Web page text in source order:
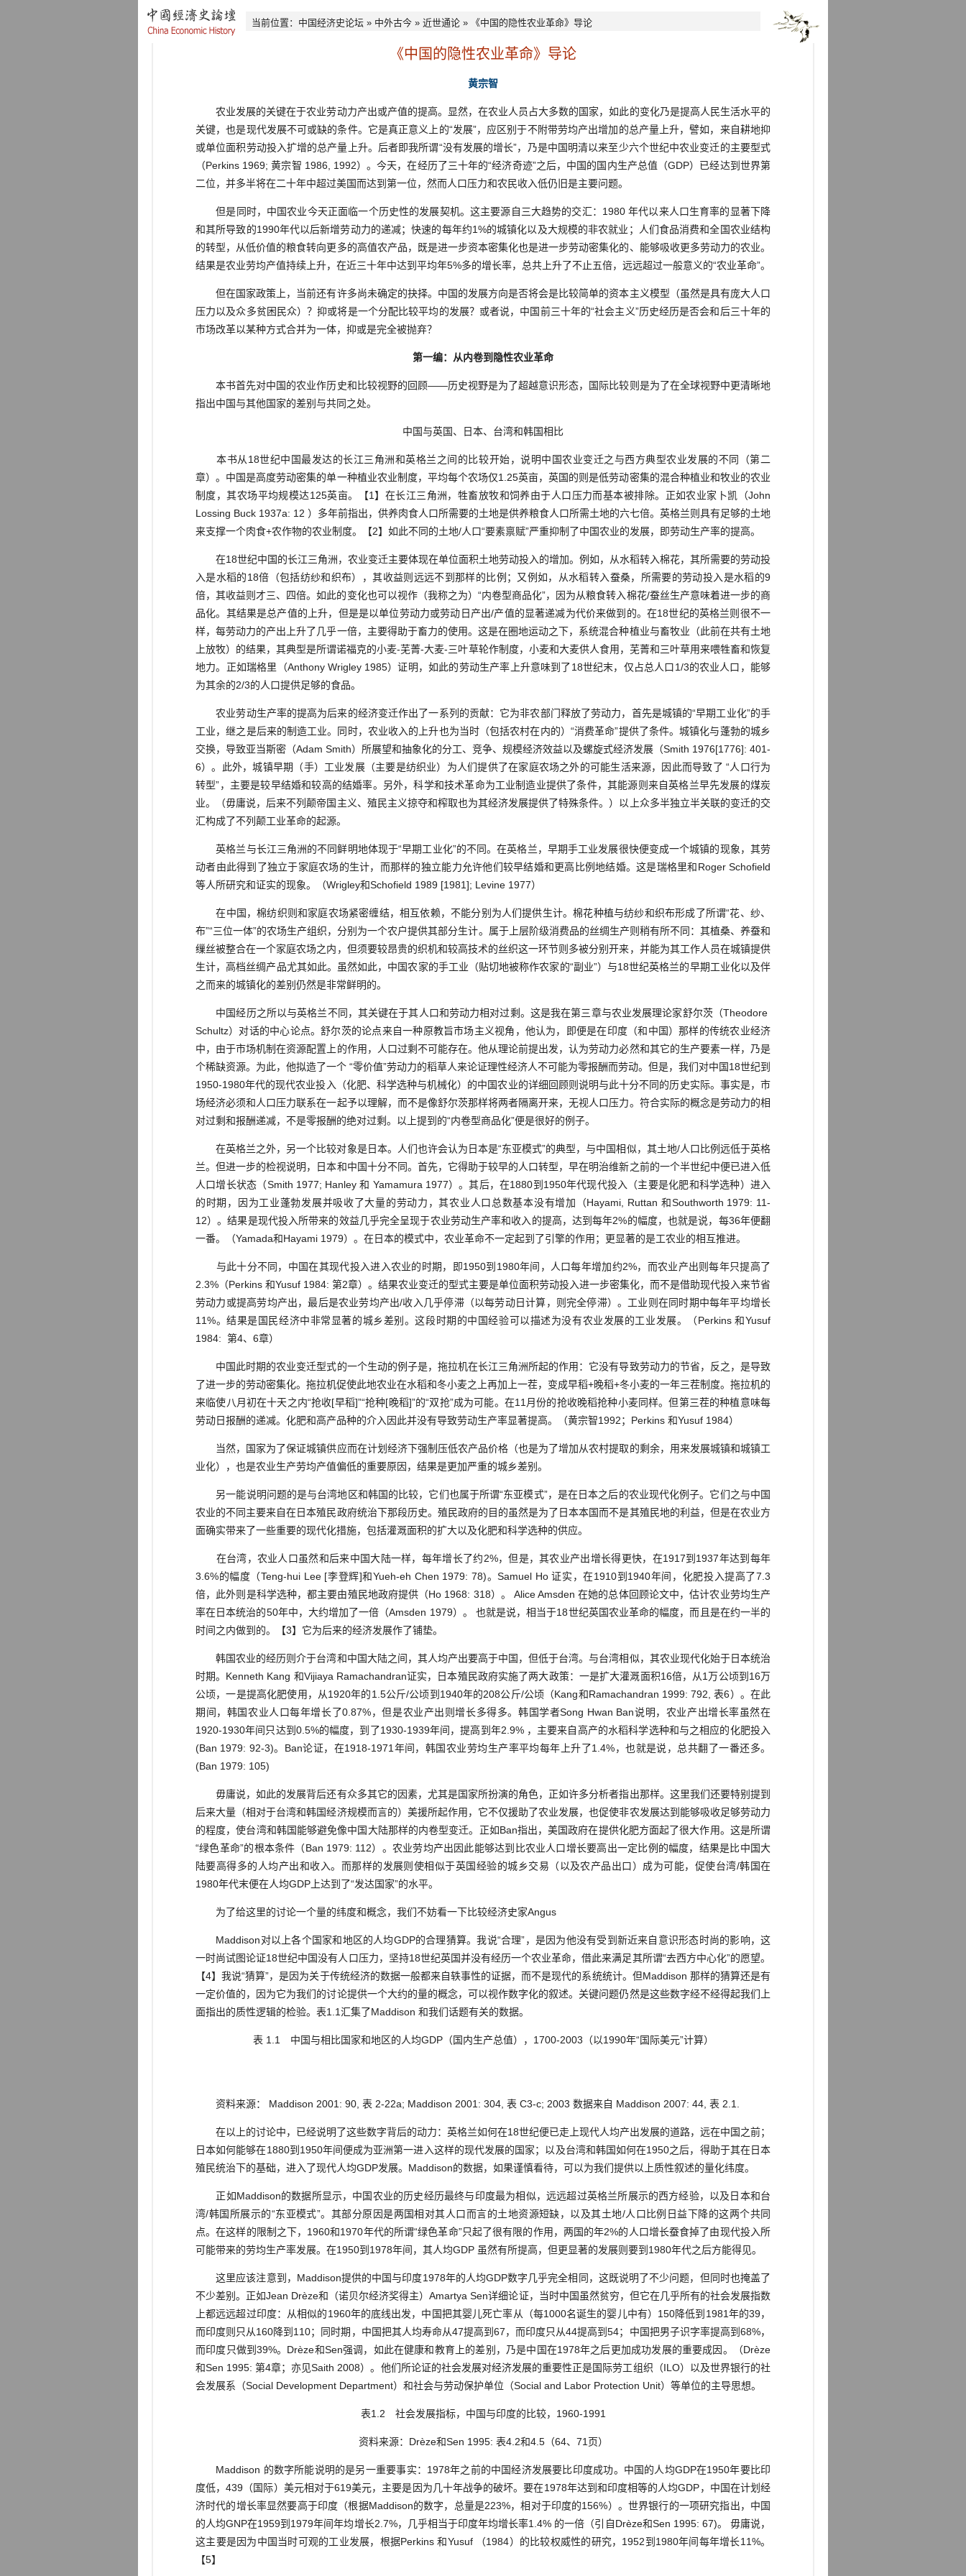
当前位置： 中国经济史论坛 » 中外古今 » 近世通论 » 《中国的隐性农业革命》导论
《中国的隐性农业革命》导论
黄宗智
农业发展的关键在于农业劳动力产出或产值的提高。显然，在农业人员占大多数的国家，如此的变化乃是提高人民生活水平的
关键，也是现代发展不可或缺的条件。它是真正意义上的“发展”，应区别于不附带劳均产出增加的总产量上升，譬如，来自耕地抑
或单位面积劳动投入扩增的总产量上升。后者即我所谓“没有发展的增长”，乃是中国明清以来至少六个世纪中农业变迁的主要型式
（Perkins 1969; 黄宗智 1986, 1992）。今天，在经历了三十年的“经济奇迹”之后，中国的国内生产总值（GDP）已经达到世界第
二位，并多半将在二十年中超过美国而达到第一位，然而人口压力和农民收入低仍旧是主要问题。
但是同时，中国农业今天正面临一个历史性的发展契机。这主要源自三大趋势的交汇：1980 年代以来人口生育率的显著下降
和其所导致的1990年代以后新增劳动力的递减；快速的每年约1%的城镇化以及大规模的非农就业；人们食品消费和全国农业结构
的转型，从低价值的粮食转向更多的高值农产品，既是进一步资本密集化也是进一步劳动密集化的、能够吸收更多劳动力的农业。
结果是农业劳均产值持续上升，在近三十年中达到平均年5%多的增长率，总共上升了不止五倍，远远超过一般意义的“农业革命”。
但在国家政策上，当前还有许多尚未确定的抉择。中国的发展方向是否将会是比较简单的资本主义模型（虽然是具有庞大人口
压力以及众多贫困民众）？抑或将是一个分配比较平均的发展？或者说，中国前三十年的“社会主义”历史经历是否会和后三十年的
市场改革以某种方式合并为一体，抑或是完全被抛弃？
第一编：从内卷到隐性农业革命
本书首先对中国的农业作历史和比较视野的回顾——历史视野是为了超越意识形态，国际比较则是为了在全球视野中更清晰地
指出中国与其他国家的差别与共同之处。
中国与英国、日本、台湾和韩国相比
本书从18世纪中国最发达的长江三角洲和英格兰之间的比较开始，说明中国农业变迁之与西方典型农业发展的不同（第二
章）。中国是高度劳动密集的单一种植业农业制度，平均每个农场仅1.25英亩，英国的则是低劳动密集的混合种植业和牧业的农业
制度，其农场平均规模达125英亩。【1】在长江三角洲，牲畜放牧和饲养由于人口压力而基本被排除。正如农业家卜凯（John
Lossing Buck 1937a: 12 ）多年前指出，供养肉食人口所需要的土地是供养粮食人口所需土地的六七倍。英格兰则具有足够的土地
来支撑一个肉食+农作物的农业制度。【2】如此不同的土地/人口“要素禀赋”严重抑制了中国农业的发展，即劳动生产率的提高。
在18世纪中国的长江三角洲，农业变迁主要体现在单位面积土地劳动投入的增加。例如，从水稻转入棉花，其所需要的劳动投
入是水稻的18倍（包括纺纱和织布），其收益则远远不到那样的比例；又例如，从水稻转入蚕桑，所需要的劳动投入是水稻的9
倍，其收益则才三、四倍。如此的变化也可以视作（我称之为）“内卷型商品化”，因为从粮食转入棉花/蚕丝生产意味着进一步的商
品化。其结果是总产值的上升，但是是以单位劳动力或劳动日产出/产值的显著递减为代价来做到的。在18世纪的英格兰则很不一
样，每劳动力的产出上升了几乎一倍，主要得助于畜力的使用。这是在圈地运动之下，系统混合种植业与畜牧业（此前在共有土地
上放牧）的结果，其典型是所谓诺福克的小麦-芜菁-大麦-三叶草轮作制度，小麦和大麦供人食用，芜菁和三叶草用来喂牲畜和恢复
地力。正如瑞格里（Anthony Wrigley 1985）证明，如此的劳动生产率上升意味到了18世纪末，仅占总人口1/3的农业人口，能够
为其余的2/3的人口提供足够的食品。
农业劳动生产率的提高为后来的经济变迁作出了一系列的贡献：它为非农部门释放了劳动力，首先是城镇的“早期工业化”的手
工业，继之是后来的制造工业。同时，农业收入的上升也为当时（包括农村在内的）“消费革命”提供了条件。城镇化与蓬勃的城乡
交换，导致亚当斯密（Adam Smith）所展望和抽象化的分工、竞争、规模经济效益以及螺旋式经济发展（Smith 1976[1776]: 401-
6）。此外，城镇早期（手）工业发展（主要是纺织业）为人们提供了在家庭农场之外的可能生活来源，因此而导致了 “人口行为
转型”，主要是较早结婚和较高的结婚率。另外，科学和技术革命为工业制造业提供了条件，其能源则来自英格兰早先发展的煤炭
业。（毋庸说，后来不列颠帝国主义、殖民主义掠夺和榨取也为其经济发展提供了特殊条件。）以上众多半独立半关联的变迁的交
汇构成了不列颠工业革命的起源。
英格兰与长江三角洲的不同鲜明地体现于“早期工业化”的不同。在英格兰，早期手工业发展很快便变成一个城镇的现象，其劳
动者由此得到了独立于家庭农场的生计，而那样的独立能力允许他们较早结婚和更高比例地结婚。这是瑞格里和Roger Schofield
等人所研究和证实的现象。（Wrigley和Schofield 1989 [1981]; Levine 1977）
在中国，棉纺织则和家庭农场紧密缠结，相互依赖，不能分别为人们提供生计。棉花种植与纺纱和织布形成了所谓“花、纱、
布”“三位一体”的农场生产组织，分别为一个农户提供其部分生计。属于上层阶级消费品的丝绸生产则稍有所不同：其植桑、养蚕和
缫丝被整合在一个家庭农场之内，但须要较昂贵的织机和较高技术的丝织这一环节则多被分别开来，并能为其工作人员在城镇提供
生计，高档丝绸产品尤其如此。虽然如此，中国农家的手工业（贴切地被称作农家的“副业”）与18世纪英格兰的早期工业化以及伴
之而来的城镇化的差别仍然是非常鲜明的。
中国经历之所以与英格兰不同，其关键在于其人口和劳动力相对过剩。这是我在第三章与农业发展理论家舒尔茨（Theodore
Schultz）对话的中心论点。舒尔茨的论点来自一种原教旨市场主义视角，他认为，即便是在印度（和中国）那样的传统农业经济
中，由于市场机制在资源配置上的作用，人口过剩不可能存在。他从理论前提出发，认为劳动力必然和其它的生产要素一样，乃是
个稀缺资源。为此，他拟造了一个 “零价值”劳动力的稻草人来论证理性经济人不可能为零报酬而劳动。但是，我们对中国18世纪到
1950-1980年代的现代农业投入（化肥、科学选种与机械化）的中国农业的详细回顾则说明与此十分不同的历史实际。事实是，市
场经济必须和人口压力联系在一起予以理解，而不是像舒尔茨那样将两者隔离开来，无视人口压力。符合实际的概念是劳动力的相
对过剩和报酬递减，不是零报酬的绝对过剩。以上提到的“内卷型商品化”便是很好的例子。
在英格兰之外，另一个比较对象是日本。人们也许会认为日本是“东亚模式”的典型，与中国相似，其土地/人口比例远低于英格
兰。但进一步的检视说明，日本和中国十分不同。首先，它得助于较早的人口转型，早在明治维新之前的一个半世纪中便已进入低
人口增长状态（Smith 1977; Hanley 和 Yamamura 1977）。其后，在1880到1950年代现代投入（主要是化肥和科学选种）进入
的时期，因为工业蓬勃发展并吸收了大量的劳动力，其农业人口总数基本没有增加（Hayami, Ruttan 和Southworth 1979: 11-
12）。结果是现代投入所带来的效益几乎完全呈现于农业劳动生产率和收入的提高，达到每年2%的幅度，也就是说，每36年便翻
一番。（Yamada和Hayami 1979）。在日本的模式中，农业革命不一定起到了引擎的作用；更显著的是工农业的相互推进。
与此十分不同，中国在其现代投入进入农业的时期，即1950到1980年间，人口每年增加约2%，而农业产出则每年只提高了
2.3%（Perkins 和Yusuf 1984: 第2章）。结果农业变迁的型式主要是单位面积劳动投入进一步密集化，而不是借助现代投入来节省
劳动力或提高劳均产出，最后是农业劳均产出/收入几乎停滞（以每劳动日计算，则完全停滞）。工业则在同时期中每年平均增长
11%。结果是国民经济中非常显著的城乡差别。这段时期的中国经验可以描述为没有农业发展的工业发展。（Perkins 和Yusuf
1984: 第4、6章）
中国此时期的农业变迁型式的一个生动的例子是，拖拉机在长江三角洲所起的作用：它没有导致劳动力的节省，反之，是导致
了进一步的劳动密集化。拖拉机促使此地农业在水稻和冬小麦之上再加上一茬，变成早稻+晚稻+冬小麦的一年三茬制度。拖拉机的
来临使八月初在十天之内“抢收[早稻]”“抢种[晚稻]”的“双抢”成为可能。在11月份的抢收晚稻抢种小麦同样。但第三茬的种植意味每
劳动日报酬的递减。化肥和高产品种的介入因此并没有导致劳动生产率显著提高。（黄宗智1992；Perkins 和Yusuf 1984）
当然，国家为了保证城镇供应而在计划经济下强制压低农产品价格（也是为了增加从农村提取的剩余，用来发展城镇和城镇工
业化），也是农业生产劳均产值偏低的重要原因，结果是更加严重的城乡差别。
另一能说明问题的是与台湾地区和韩国的比较，它们也属于所谓“东亚模式”，是在日本之后的农业现代化例子。它们之与中国
农业的不同主要来自在日本殖民政府统治下那段历史。殖民政府的目的虽然是为了日本本国而不是其殖民地的利益，但是在农业方
面确实带来了一些重要的现代化措施，包括灌溉面积的扩大以及化肥和科学选种的供应。
在台湾，农业人口虽然和后来中国大陆一样，每年增长了约2%，但是，其农业产出增长得更快，在1917到1937年达到每年
3.6%的幅度（Teng-hui Lee [李登辉]和Yueh-eh Chen 1979: 78)。Samuel Ho 证实，在1910到1940年间，化肥投入提高了7.3
倍，此外则是科学选种，都主要由殖民地政府提供（Ho 1968: 318）。 Alice Amsden 在她的总体回顾论文中，估计农业劳均生产
率在日本统治的50年中，大约增加了一倍（Amsden 1979）。 也就是说，相当于18世纪英国农业革命的幅度，而且是在约一半的
时间之内做到的。【3】它为后来的经济发展作了铺垫。
韩国农业的经历则介于台湾和中国大陆之间，其人均产出要高于中国，但低于台湾。与台湾相似，其农业现代化始于日本统治
时期。Kenneth Kang 和Vijiaya Ramachandran证实，日本殖民政府实施了两大政策：一是扩大灌溉面积16倍，从1万公顷到16万
公顷，一是提高化肥使用，从1920年的1.5公斤/公顷到1940年的208公斤/公顷（Kang和Ramachandran 1999: 792, 表6）。在此
期间，韩国农业人口每年增长了0.87%，但是农业产出则增长多得多。韩国学者Song Hwan Ban说明，农业产出增长率虽然在
1920-1930年间只达到0.5%的幅度，到了1930-1939年间，提高到年2.9% ，主要来自高产的水稻科学选种和与之相应的化肥投入
(Ban 1979: 92-3)。Ban论证，在1918-1971年间，韩国农业劳均生产率平均每年上升了1.4%，也就是说，总共翻了一番还多。
(Ban 1979: 105)
毋庸说，如此的发展背后还有众多其它的因素，尤其是国家所扮演的角色，正如许多分析者指出那样。这里我们还要特别提到
后来大量（相对于台湾和韩国经济规模而言的）美援所起作用，它不仅援助了农业发展，也促使非农发展达到能够吸收足够劳动力
的程度，使台湾和韩国能够避免像中国大陆那样的内卷型变迁。正如Ban指出，美国政府在提供化肥方面起了很大作用。这是所谓
“绿色革命”的根本条件（Ban 1979: 112）。农业劳均产出因此能够达到比农业人口增长要高出一定比例的幅度，结果是比中国大
陆要高得多的人均产出和收入。而那样的发展则使相似于英国经验的城乡交易（以及农产品出口）成为可能，促使台湾/韩国在
1980年代末便在人均GDP上达到了“发达国家”的水平。
为了给这里的讨论一个量的纬度和概念，我们不妨看一下比较经济史家Angus
Maddison对以上各个国家和地区的人均GDP的合理猜算。我说“合理”，是因为他没有受到新近来自意识形态时尚的影响，这
一时尚试图论证18世纪中国没有人口压力，坚持18世纪英国并没有经历一个农业革命，借此来满足其所谓“去西方中心化”的愿望。
【4】我说“猜算”，是因为关于传统经济的数据一般都来自轶事性的证据，而不是现代的系统统计。但Maddison 那样的猜算还是有
一定价值的，因为它为我们的讨论提供一个大约的量的概念，可以视作数字化的叙述。关键问题仍然是这些数字经不经得起我们上
面指出的质性逻辑的检验。表1.1汇集了Maddison 和我们话题有关的数据。
表 1.1 中国与相比国家和地区的人均GDP（国内生产总值），1700-2003（以1990年“国际美元”计算）
资料来源： Maddison 2001: 90, 表 2-22a; Maddison 2001: 304, 表 C3-c; 2003 数据来自 Maddison 2007: 44, 表 2.1.
在以上的讨论中，已经说明了这些数字背后的动力：英格兰如何在18世纪便已走上现代人均产出发展的道路，远在中国之前；
日本如何能够在1880到1950年间便成为亚洲第一进入这样的现代发展的国家；以及台湾和韩国如何在1950之后，得助于其在日本
殖民统治下的基础，进入了现代人均GDP发展。Maddison的数据，如果谨慎看待，可以为我们提供以上质性叙述的量化纬度。
正如Maddison的数据所显示，中国农业的历史经历最终与印度最为相似，远远超过英格兰所展示的西方经验，以及日本和台
湾/韩国所展示的“东亚模式”。其部分原因是两国相对其人口而言的土地资源短缺，以及其土地/人口比例日益下降的这两个共同
点。在这样的限制之下，1960和1970年代的所谓“绿色革命”只起了很有限的作用，两国的年2%的人口增长蚕食掉了由现代投入所
可能带来的劳均生产率发展。在1950到1978年间，其人均GDP 虽然有所提高，但更显著的发展则要到1980年代之后方能得见。
这里应该注意到，Maddison提供的中国与印度1978年的人均GDP数字几乎完全相同，这既说明了不少问题，但同时也掩盖了
不少差别。正如Jean Drèze和（诺贝尔经济奖得主）Amartya Sen详细论证，当时中国虽然贫穷，但它在几乎所有的社会发展指数
上都远远超过印度：从相似的1960年的底线出发，中国把其婴儿死亡率从（每1000名诞生的婴儿中有）150降低到1981年的39，
而印度则只从160降到110；同时期，中国把其人均寿命从47提高到67，而印度只从44提高到54；中国把男子识字率提高到68%，
而印度只做到39%。Drèze和Sen强调，如此在健康和教育上的差别，乃是中国在1978年之后更加成功发展的重要成因。（Drèze
和Sen 1995: 第4章；亦见Saith 2008）。他们所论证的社会发展对经济发展的重要性正是国际劳工组织（ILO）以及世界银行的社
会发展系（Social Development Department）和社会与劳动保护单位（Social and Labor Protection Unit）等单位的主导思想。
表1.2 社会发展指标，中国与印度的比较，1960-1991
资料来源：Drèze和Sen 1995: 表4.2和4.5（64、71页）
Maddison 的数字所能说明的是另一重要事实：1978年之前的中国经济发展要比印度成功。中国的人均GDP在1950年要比印
度低，439（国际）美元相对于619美元，主要是因为几十年战争的破坏。要在1978年达到和印度相等的人均GDP，中国在计划经
济时代的增长率显然要高于印度（根据Maddison的数字，总量是223%，相对于印度的156%）。世界银行的一项研究指出，中国
的人均GNP在1959到1979年间年均增长2.7%，几乎相当于印度年均增长率1.4% 的一倍（引自Drèze和Sen 1995: 67)。 毋庸说，
这主要是因为中国当时可观的工业发展，根据Perkins 和Yusuf （1984）的比较权威性的研究，1952到1980年间每年增长11%。
【5】